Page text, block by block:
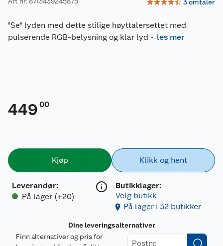
☆☆☆☆☆ 3omtaler
"Se" lyden med dette stilige høyttalersettet med
pulserende RGB-belysning og klar lyd - les mer
449 00
Kjøp
Leverandør:
På lager (+20)
Klikk og hent
Butikklager:
Velg butikk
På lager i 32 butikker
Dine leveringsalternativer
Finn alternativer og pris for